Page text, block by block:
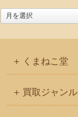
くまねこ堂
買取ジャンル